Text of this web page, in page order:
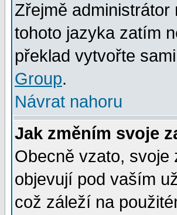
Zřejmě
tohoto jazyka zatím
překlad vytvořte
Group.
Návrat nahoru
Jak změním svoje
Obecně vzato,
objevují pod vaším
což záleží na